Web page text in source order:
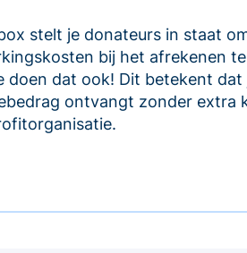
stelt je donateurs in staat
bij het afrekenen
doen dat ook! Dit betekent dat
ontvangt zonder extra